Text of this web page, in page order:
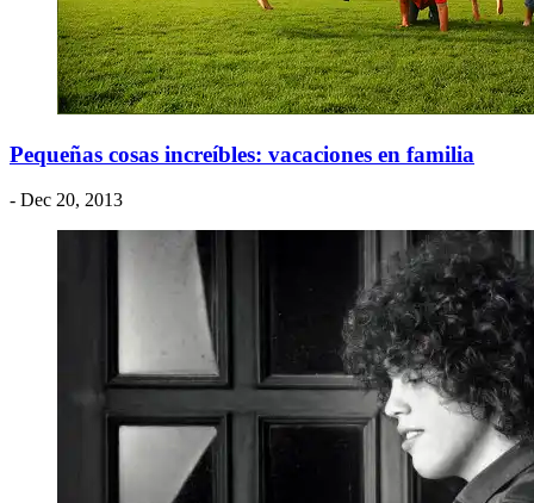
Pequeñas cosas increíbles: vacaciones en familia
- Dec 20, 2013